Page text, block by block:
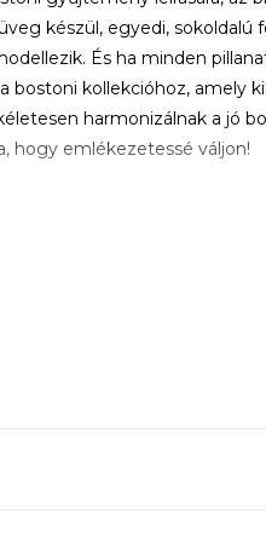
készül, egyedi, sokoldalú
És ha minden
bostoni kollekcióhoz, amely
harmonizálnak a jó
hogy emlékezetessé váljon!
világszerte elismernek
nehezen
attól, hogy a
e, mindig